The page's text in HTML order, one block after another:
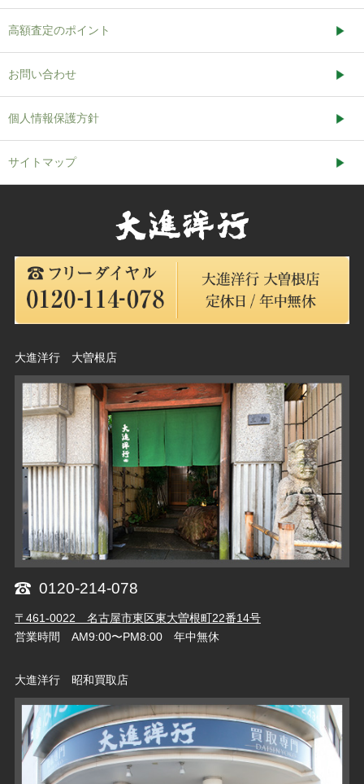
高額査定のポイント
お問い合わせ
個人情報保護方針
サイトマップ
大進洋行 大曽根店
0120-214-078
〒461-0022 名古屋市東区東大曽根町22番14号
営業時間 AM9:00〜PM8:00 年中無休
大進洋行 昭和買取店